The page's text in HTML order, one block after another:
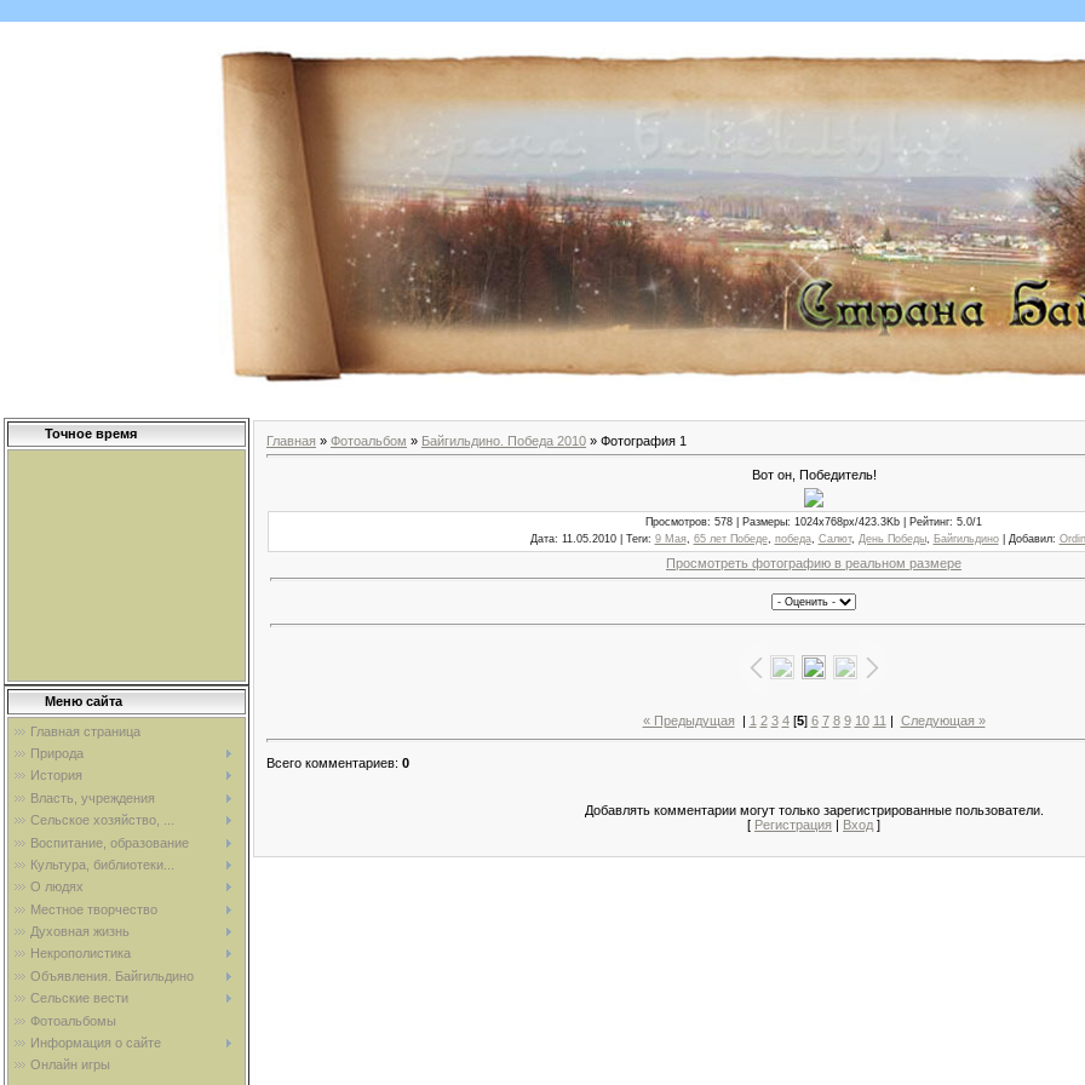
Точное время
Меню сайта
Главная страница
Природа
История
Власть, учреждения
Сельское хозяйство, ...
Воспитание, образование
Культура, библиотеки...
О людях
Местное творчество
Духовная жизнь
Некрополистика
Объявления. Байгильдино
Сельские вести
Фотоальбомы
Информация о сайте
Онлайн игры
Главная » Фотоальбом » Байгильдино. Победа 2010 » Фотография 1
Вот он, Победитель!
Просмотров: 578 | Размеры: 1024x768px/423.3Kb | Рейтинг: 5.0/1
Дата: 11.05.2010 | Теги: 9 Мая, 65 лет Победе, победа, Салют, День Победы, Байгильдино| Добавил:
Просмотреть фотографию в реальном размере
« Предыдущая 1 2 3 4[5] 6 7 8 9 10 11 Следующая »
Всего комментариев: 0
Добавлять комментарии могут только зарегистрированные пользователи.
[ Регистрация | Вход ]